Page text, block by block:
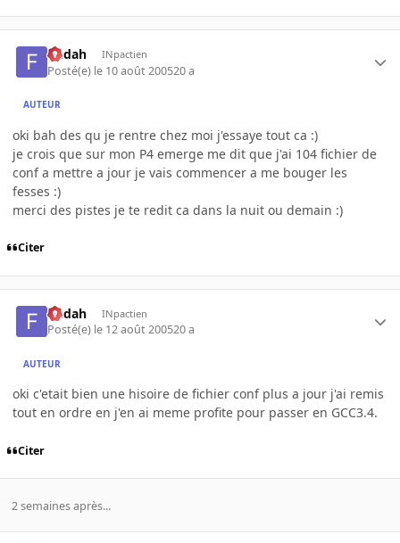
fledah INpactien
Posté(e) le 10 août 200520 a
AUTEUR
oki bah des qu je rentre chez moi j'essaye tout ca :)
je crois que sur mon P4 emerge me dit que j'ai 104 fichier de
conf a mettre a jour je vais commencer a me bouger les
fesses :)
merci des pistes je te redit ca dans la nuit ou demain :)
Citer
fledah INpactien
Posté(e) le 12 août 200520 a
AUTEUR
oki c'etait bien une hisoire de fichier conf plus a jour j'ai remis
tout en ordre en j'en ai meme profite pour passer en GCC3.4.
Citer
2 semaines après...